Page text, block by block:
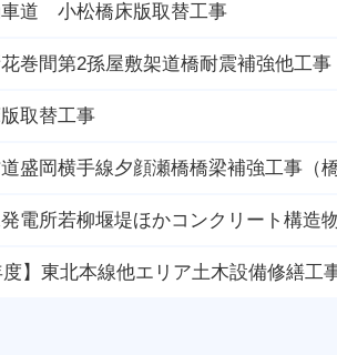
車道 小松橋床版取替工事
巻間第2孫屋敷架道橋耐震補強他工事
取替工事
道盛岡横手線夕顔瀬橋橋梁補
電所若柳堰堤ほかコンクリート構造
度】東北本線他エリア土木設備修繕工